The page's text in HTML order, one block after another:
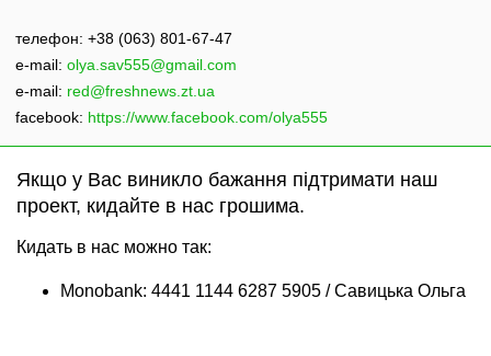
телефон: +38 (063) 801-67-47
e-mail: olya.sav555@gmail.com
e-mail: red@freshnews.zt.ua
facebook: https://www.facebook.com/olya555
Якщо у Вас виникло бажання підтримати наш
проект, кидайте в нас грошима.
Кидать в нас можно так:
Monobank: 4441 1144 6287 5905 / Савицька Ольга